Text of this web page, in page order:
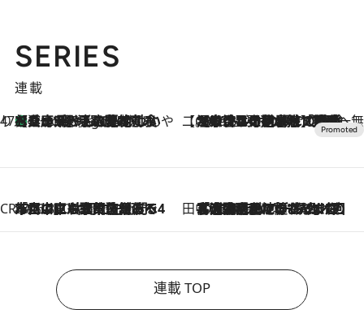
SERIES
連載
47都道府県の手みやげ ひんやりスイーツで夏を満喫
5 Hours Ago
【兵庫県】この夏絶対食べたい 冷やしておいしいおやつ3選 淡路島の恵みをジェラートに集約 【CREA×星野リゾート】唯一無二。癒しと発見が待つ場所へ
2026.8.7
【トンボの足水浴】ヒノキの香りに包まれて涼感マックス！約13℃の湧水かけ流しを避暑地「星野温泉 トンボの湯」で体験
CREA'S CHOICE
2026.8.7
「立川にも歌舞伎があるんだよ」 片岡仁左衛門・市川中車ら豪華座組みで4年目の立川立飛歌舞伎へ 田中稲の勝手に再ブーム
2026.8.7
「湘南乃風に憧れて」観客大盛上がりの“タオル回し”に、ラッパー顔負けの高速歌唱まで…さだまさし（74）のアグレッシブすぎる現在地
連載 TOP